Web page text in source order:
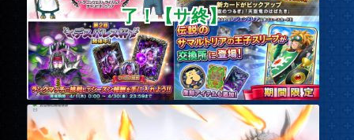
了！【サ終】